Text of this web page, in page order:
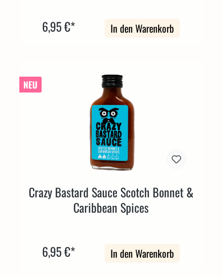
6,95 €* In den Warenkorb
NEU
Crazy Bastard Sauce Scotch Bonnet &
Caribbean Spices
6,95 €* In den Warenkorb